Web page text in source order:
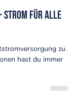
Strom für alle
zu